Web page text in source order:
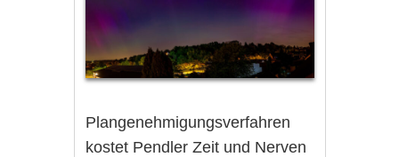
Plangenehmigungsverfahren
kostet Pendler Zeit und Nerven